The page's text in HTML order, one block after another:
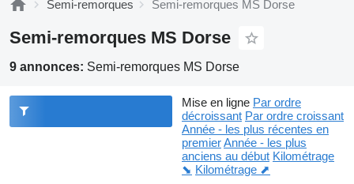
Semi-remorques Semi-remorques MS Dorse
Semi-remorques MS Dorse
9 annonces: Semi-remorques MS Dorse
Mise en ligne Par ordre
décroissant Par ordre croissant
Année - les plus récentes en
premierAnnée - les plus
anciens au début Kilométrage
⬊ Kilométrage ⬈